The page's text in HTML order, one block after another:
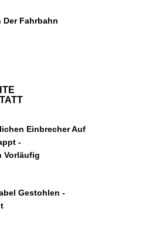
Der Fahrbahn
Einbrecher Auf
-
Vorläufig
Gestohlen -